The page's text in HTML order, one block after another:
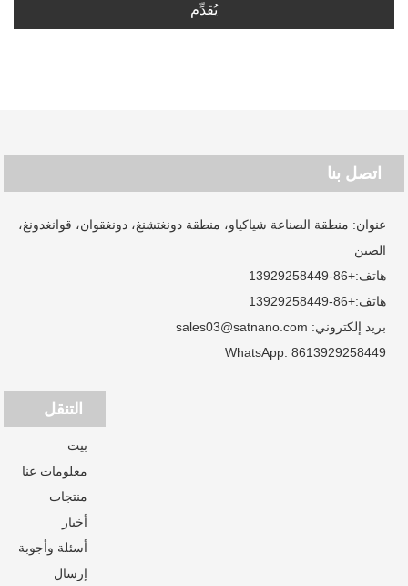
يُقدِّم
اتصل بنا
عنوان: منطقة الصناعة شياكياو، منطقة دونغتشنغ، دونغقوان، قوانغدونغ،
الصين
هاتف:+86-13929258449
هاتف:+86-13929258449
بريد إلكتروني: sales03@satnano.com
WhatsApp: 8613929258449
التنقل
بيت
معلومات عنا
منتجات
أخبار
أسئلة وأجوبة
إرسال